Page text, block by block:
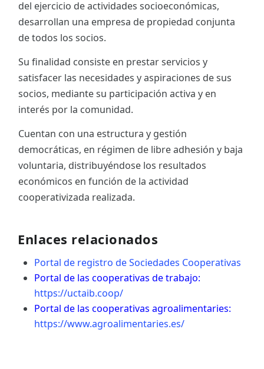
del ejercicio de actividades socioeconómicas,
desarrollan una empresa de propiedad conjunta
de todos los socios.
Su finalidad consiste en prestar servicios y
satisfacer las necesidades y aspiraciones de sus
socios, mediante su participación activa y en
interés por la comunidad.
Cuentan con una estructura y gestión
democráticas, en régimen de libre adhesión y baja
voluntaria, distribuyéndose los resultados
económicos en función de la actividad
cooperativizada realizada.
Enlaces relacionados
Portal de registro de Sociedades Cooperativas
Portal de las cooperativas de trabajo:
https://uctaib.coop/
Portal de las cooperativas agroalimentaries:
https://www.agroalimentaries.es/